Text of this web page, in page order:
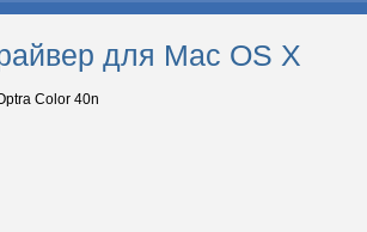
для Mac OS X
Color 40n